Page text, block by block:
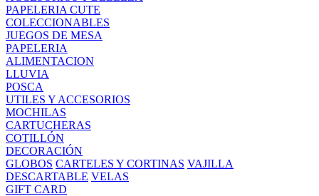
PAPELERIA CUTE
COLECCIONABLES
JUEGOS DE MESA
PAPELERIA
ALIMENTACION
LLUVIA
POSCA
UTILES Y ACCESORIOS
MOCHILAS
CARTUCHERAS
COTILLÓN
DECORACIÓN
GLOBOS CARTELES Y CORTINAS VAJILLA
DESCARTABLE VELAS
GIFT CARD